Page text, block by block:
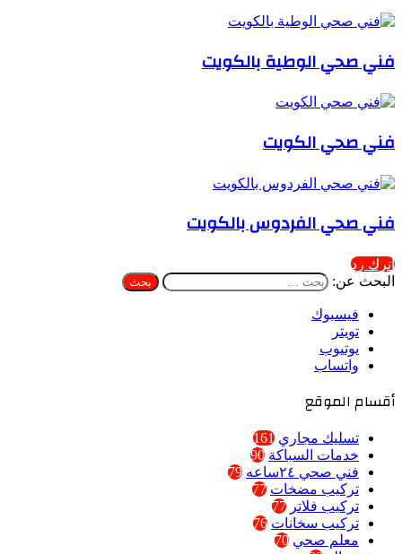
فني صحي الوطية بالكويت
فني صحي الكويت
فني صحي الفردوس بالكويت
اترك رد
البحث عن:
فيسبوك
تويتر
يوتيوب
واتساب
أقسام الموقع
تسليك مجاري 161
خدمات السباكة 90
فني صحي ٢٤ساعه
79
تركيب مضخات 77
تركيب فلاتر 77
تركيب سخانات 76
معلم صحي 70